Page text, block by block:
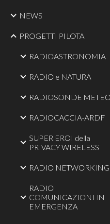
NEWS
PROGETTI PILOTA
RADIOASTRONOMIA
RADIO e NATURA
RADIOSONDE METEO
RADIOCACCIA-ARDF
SUPER EROI della
PRIVACY WIRELESS
RADIO NETWORKING
RADIO
COMUNICAZIONI IN
EMERGENZA